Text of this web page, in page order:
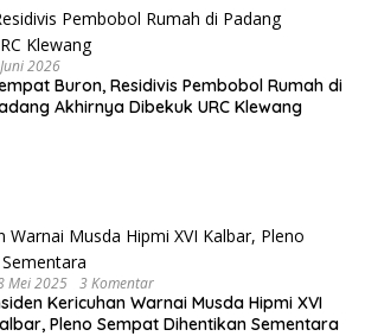
2026
Buron, Residivis Pembobol Rumah di
Akhirnya Dibekuk URC Klewang
Mei 2025 3 Komentar
Kericuhan Warnai Musda Hipmi XVI
Pleno Sempat Dihentikan Sementara